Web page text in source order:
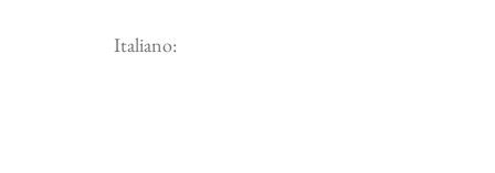
Italiano: